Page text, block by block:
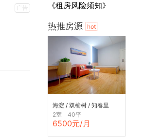
广告 《租房风险须知》
热推房源 hot
海淀 / 双榆树 / 知春里
2室 40平
6500元/月